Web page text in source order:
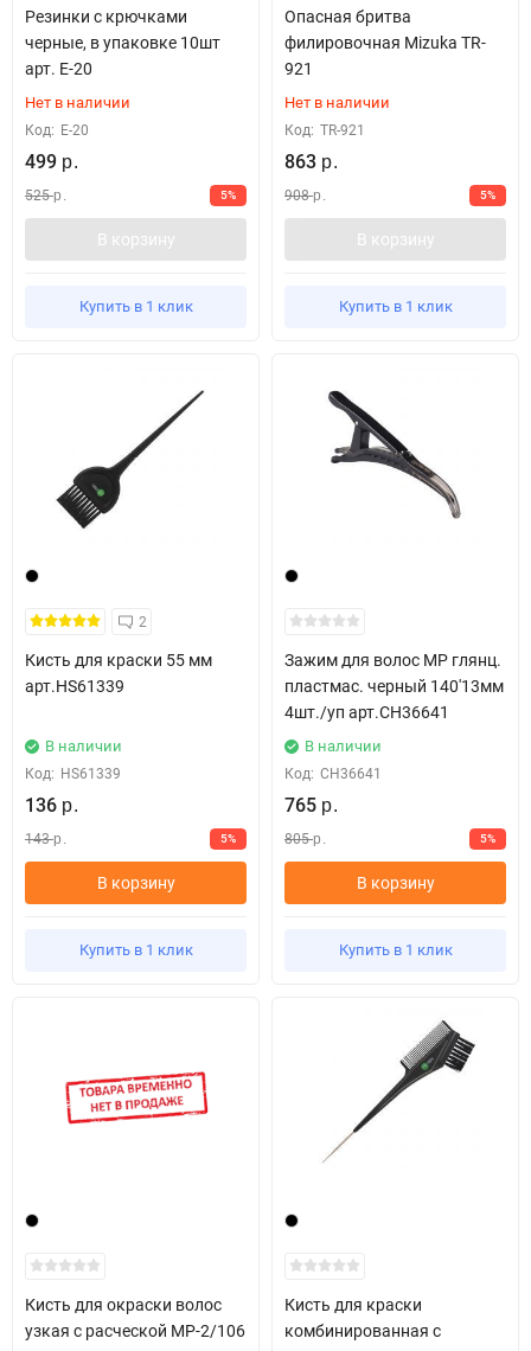
Резинки с крючками
черные, в упаковке 10шт
арт. E-20
Нет в наличии
Код: E-20
499 р.
525р. 5%
В корзину
Купить в 1 клик
Опасная бритва
филировочная Mizuka ТR-
921
Нет в наличии
Код: ТR-921
863 р.
908р. 5%
В корзину
Купить в 1 клик
2
Кисть для краски 55 мм
арт.HS61339
В наличии
Код: HS61339
136 р.
143 р. 5%
В корзину
Купить в 1 клик
Зажим для волос МР глянц.
пластмас. черный 140'13мм
4шт./уп арт.СН36641
В наличии
Код: СН36641
765 р.
805 р. 5%
В корзину
Купить в 1 клик
Кисть для окраски волос
узкая с расческой МР-2/106
Кисть для краски
комбинированная с